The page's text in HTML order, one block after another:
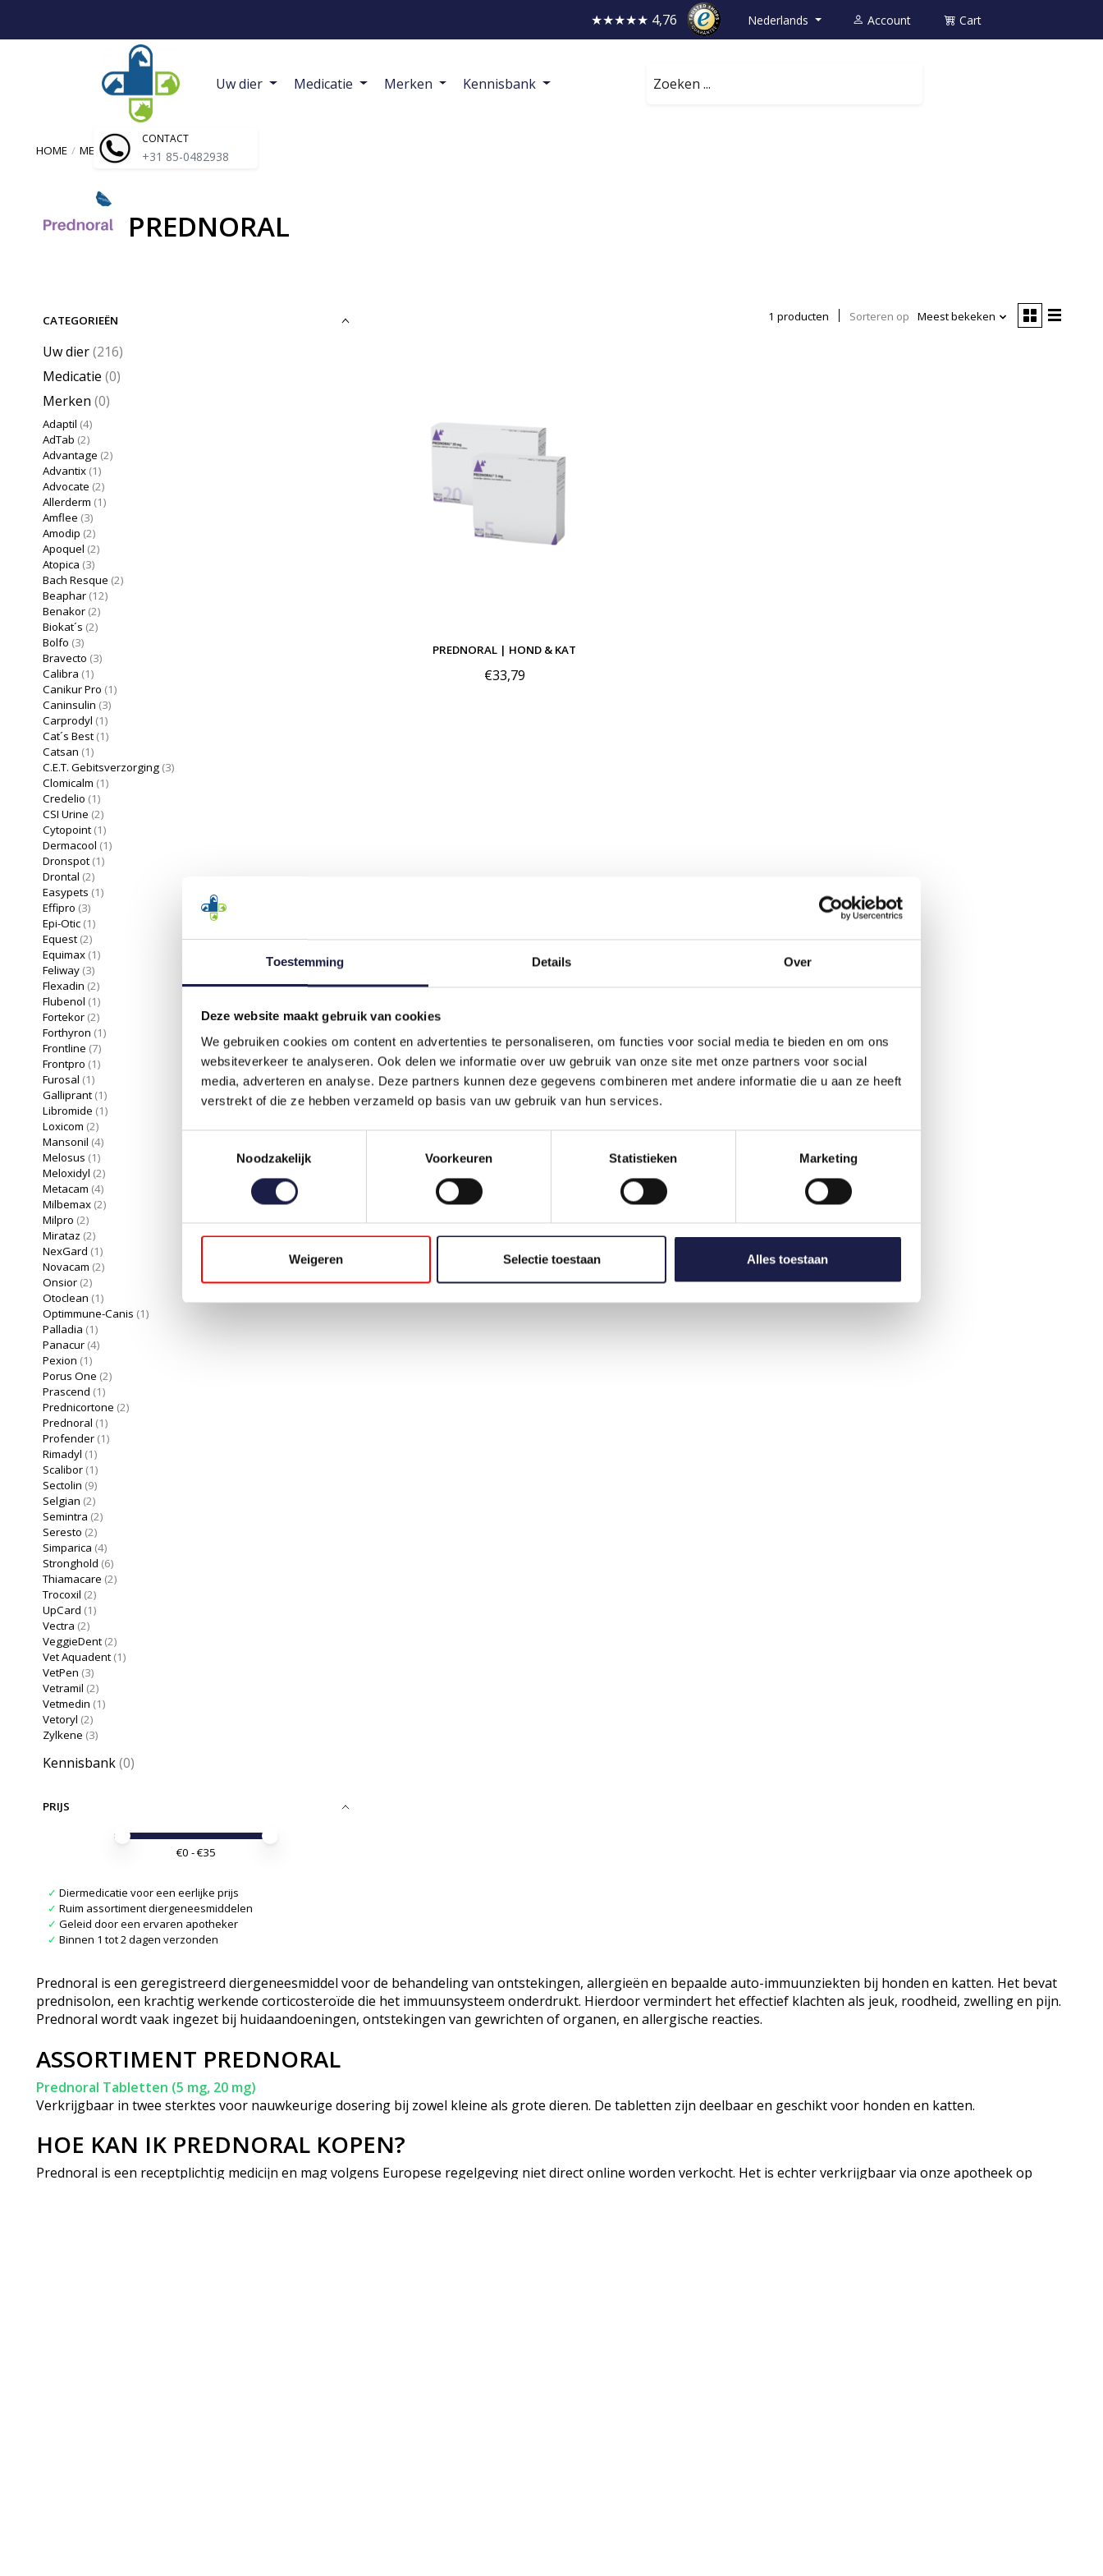
Toestemming Details Over
Deze website maakt gebruik van cookies
We gebruiken cookies om content en advertenties te personaliseren, om functies voor social media te bieden en om ons
websiteverkeer te analyseren. Ook delen we informatie over uw gebruik van onze site met onze partners voor social
media, adverteren en analyse. Deze partners kunnen deze gegevens combineren met andere informatie die u aan ze heeft
verstrekt of die ze hebben verzameld op basis van uw gebruik van hun services.
Noodzakelijk
Voorkeuren Statistieken Marketing
Weigeren Selectie toestaan Alles toestaan
★★★★★ 4,76 Nederlands Account Cart
Uw dier Medicatie Merken Kennisbank
CONTACT
+31 85-0482938
HOME / MERKEN / PREDNORAL
PREDNORAL
CATEGORIEËN
Uw dier(216)
Medicatie (0)
Merken (0)
Adaptil (4)
AdTab (2)
Advantage (2)
Advantix (1)
Advocate (2)
Allerderm (1)
Amflee (3)
Amodip (2)
Apoquel (2)
Atopica (3)
Bach Resque (2)
Beaphar (12)
Benakor (2)
Biokat´s (2)
Bolfo (3)
Bravecto (3)
Calibra (1)
Canikur Pro (1)
Caninsulin (3)
Carprodyl (1)
Cat´s Best (1)
Catsan (1)
C.E.T. Gebitsverzorging (3)
Clomicalm (1)
Credelio (1)
CSI Urine (2)
Cytopoint (1)
Dermacool (1)
Dronspot (1)
Drontal (2)
Easypets (1)
Effipro (3)
Epi-Otic (1)
Equest (2)
Equimax (1)
Feliway (3)
Flexadin (2)
Flubenol (1)
Fortekor (2)
Forthyron (1)
Frontline (7)
Frontpro (1)
Furosal (1)
Galliprant (1)
Libromide (1)
Loxicom (2)
Mansonil (4)
Melosus (1)
Meloxidyl (2)
Metacam (4)
Milbemax (2)
Milpro (2)
Mirataz (2)
NexGard (1)
Novacam (2)
Onsior (2)
Otoclean (1)
Optimmune-Canis (1)
Palladia (1)
Panacur (4)
Pexion (1)
Porus One (2)
Prascend (1)
Prednicortone (2)
Prednoral (1)
Profender (1)
Rimadyl (1)
Scalibor (1)
Sectolin (9)
Selgian (2)
Semintra (2)
Seresto (2)
Simparica (4)
Stronghold (6)
Thiamacare (2)
Trocoxil (2)
UpCard (1)
Vectra (2)
VeggieDent (2)
Vet Aquadent (1)
VetPen (3)
Vetramil (2)
Vetmedin (1)
Vetoryl (2)
Zylkene (3)
Kennisbank(0)
PRIJS
Minimale prijswaarde
Price maximum value
€0 - €35
✓ Diermedicatie voor een eerlijke prijs
✓ Ruim assortiment diergeneesmiddelen
✓ Geleid door een ervaren apotheker
✓ Binnen 1 tot 2 dagen verzonden
1 producten Sorteren op Meest bekeken
PREDNORAL | HOND & KAT
€33,79
Prednoral is een geregistreerd diergeneesmiddel voor de behandeling van ontstekingen, allergieën en bepaalde auto-immuunziekten bij honden en katten. Het bevat
prednisolon, een krachtig werkende corticosteroïde die het immuunsysteem onderdrukt. Hierdoor vermindert het effectief klachten als jeuk, roodheid, zwelling en pijn.
Prednoral wordt vaak ingezet bij huidaandoeningen, ontstekingen van gewrichten of organen, en allergische reacties.
ASSORTIMENT PREDNORAL
Prednoral Tabletten (5 mg, 20 mg)
Verkrijgbaar in twee sterktes voor nauwkeurige dosering bij zowel kleine als grote dieren. De tabletten zijn deelbaar en geschikt voor honden en katten.
HOE KAN IK PREDNORAL KOPEN?
Prednoral is een receptplichtig medicijn en mag volgens Europese regelgeving niet direct online worden verkocht. Het is echter verkrijgbaar via onze apotheek op